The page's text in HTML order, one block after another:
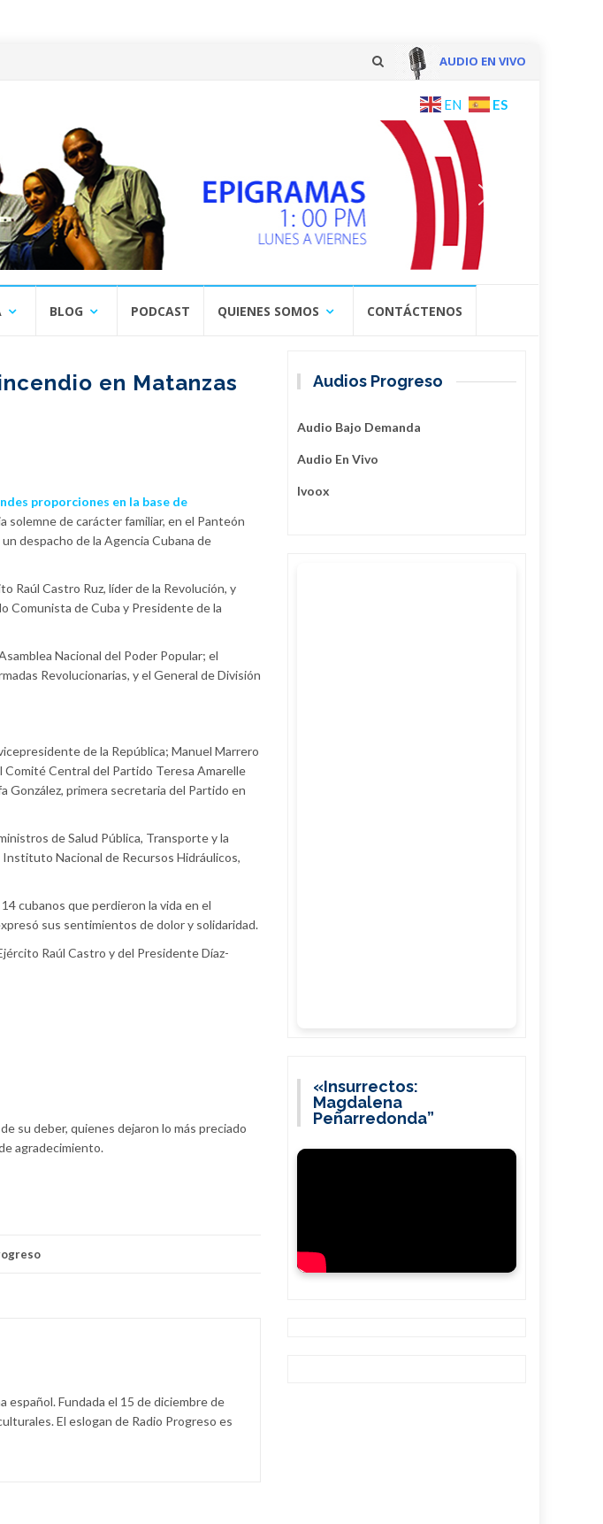
AUDIO EN VIVO
content
EN ES
BLOG PODCAST QUIENES SOMOS CONTÁCTENOS
en Matanzas
proporciones en la base de
de carácter familiar, en el Panteón
despacho de la Agencia Cubana de
Raúl Castro Ruz, líder de la Revolución, y
Comunista de Cuba y Presidente de la
Nacional del Poder Popular; el
Revolucionarias, y el General de División
de la República; Manuel Marrero
Central del Partido Teresa Amarelle
González, primera secretaria del Partido en
de Salud Pública, Transporte y la
Nacional de Recursos Hidráulicos,
cubanos que perdieron la vida en el
sus sentimientos de dolor y solidaridad.
Raúl Castro y del Presidente Díaz-
español. Fundada el 15 de diciembre de
El eslogan de Radio Progreso es
Audios Progreso
Audio Bajo Demanda
Audio En Vivo
Ivoox
«Insurrectos:
Magdalena
Peñarredonda”